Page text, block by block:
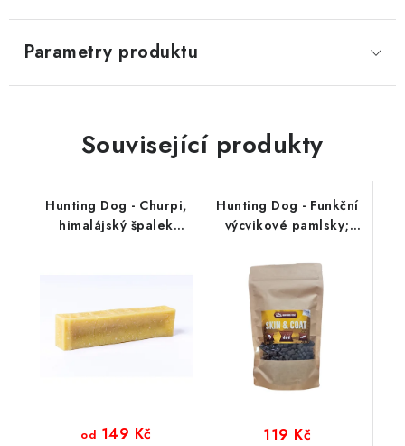
Parametry produktu
Související produkty
Hunting Dog - Churpi,
himalájský špalek
od 149 Kč
Hunting Dog - Funkční
výcvikové pamlsky;
119 Kč